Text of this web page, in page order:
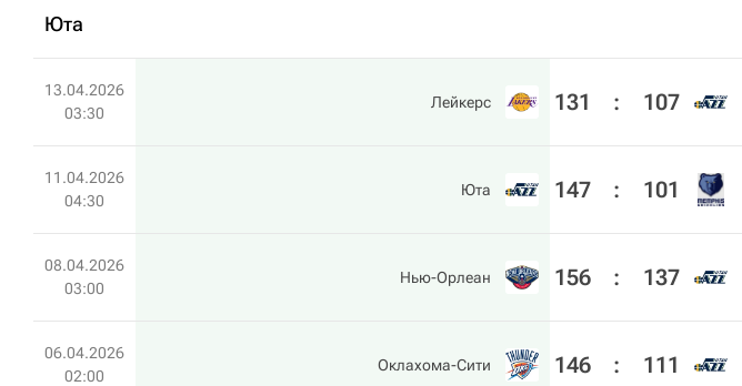
Юта
13.04.2026
03:30
Лейкерс 131 : 107
11.04.2026
04:30
Юта 147 : 101
08.04.2026
03:00
Нью-Орлеан 156 : 137
06.04.2026
02:00
Оклахома-Сити 146 : 111